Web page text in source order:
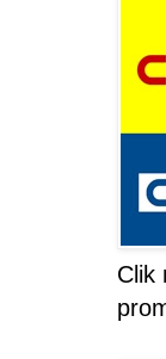
Clik